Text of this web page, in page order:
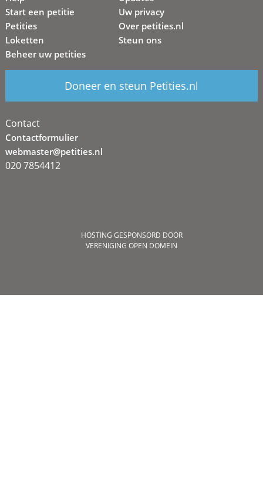
Start een petitie
Petities
Loketten
Beheer uw petities
Uw privacy
Over petities.nl
Steun ons
Doneer en steun Petities.nl
Contact
Contactformulier
webmaster@petities.nl
020 7854412
HOSTING GESPONSORD DOOR
VERENIGING OPEN DOMEIN